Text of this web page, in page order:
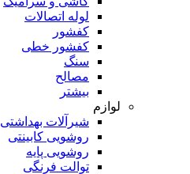
لوله اتصالات
کفشور
کفشور خطی
سنگ
مصالح
بیشتر
لوازم
شیرآلات بهداشتی
روشویی کابینتی
روشویی پایه
توالت فرنگی